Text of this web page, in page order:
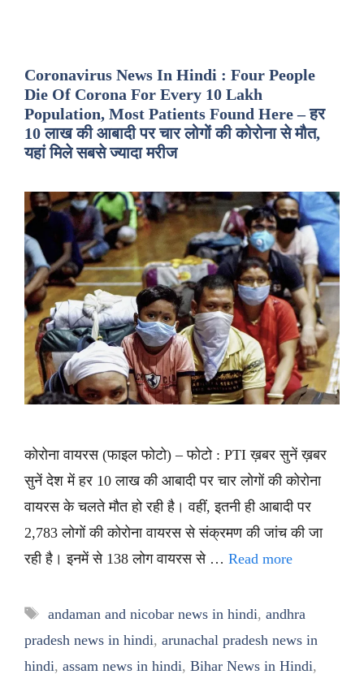
Coronavirus News In Hindi : Four People
Die Of Corona For Every 10 Lakh
Population, Most Patients Found Here – हर
10 लाख की आबादी पर चार लोगों की कोरोना से मौत,
यहां मिले सबसे ज्यादा मरीज
कोरोना वायरस (फाइल फोटो) – फोटो : PTI ख़बर सुनें ख़बर
सुनें देश में हर 10 लाख की आबादी पर चार लोगों की कोरोना
वायरस के चलते मौत हो रही है। वहीं, इतनी ही आबादी पर
2,783 लोगों की कोरोना वायरस से संक्रमण की जांच की जा
रही है। इनमें से 138 लोग वायरस से … Read more
Tags
andaman and nicobar news in hindi, andhra
pradesh news in hindi, arunachal pradesh news in
hindi, assam news in hindi, Bihar News in Hindi,